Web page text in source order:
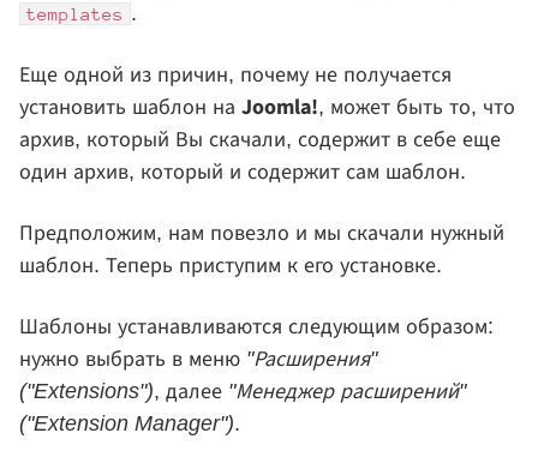
templates .
Еще одной из причин, почему не получается
установить шаблон на Joomla!, может быть то, что
архив, который Вы скачали, содержит в себе еще
один архив, который и содержит сам шаблон.
Предположим, нам повезло и мы скачали нужный
шаблон. Теперь приступим к его установке.
Шаблоны устанавливаются следующим образом:
нужно выбрать в меню "Расширения"
("Extensions"), далее "Менеджер расширений"
("Extension Manager").